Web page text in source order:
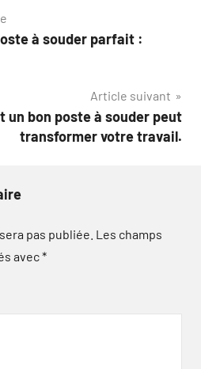
à souder parfait :
Article suivant
un bon poste à souder peut
transformer votre travail.
pas publiée. Les champs
avec*